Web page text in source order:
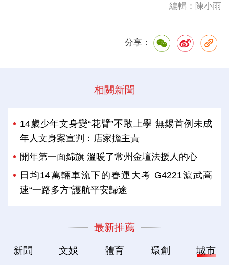
編輯：陳小雨
分享：
相關新聞
14歲少年文身變“花臂”不敢上學 無錫首例未成
年人文身案宣判：店家擔主責
開年第一面錦旗 溫暖了常州金壇法援人的心
日均14萬輛車流下的春運大考 G4221滬武高
速“一路多方”護航平安歸途
最新推薦
新聞 文娛 體育 環創 城市